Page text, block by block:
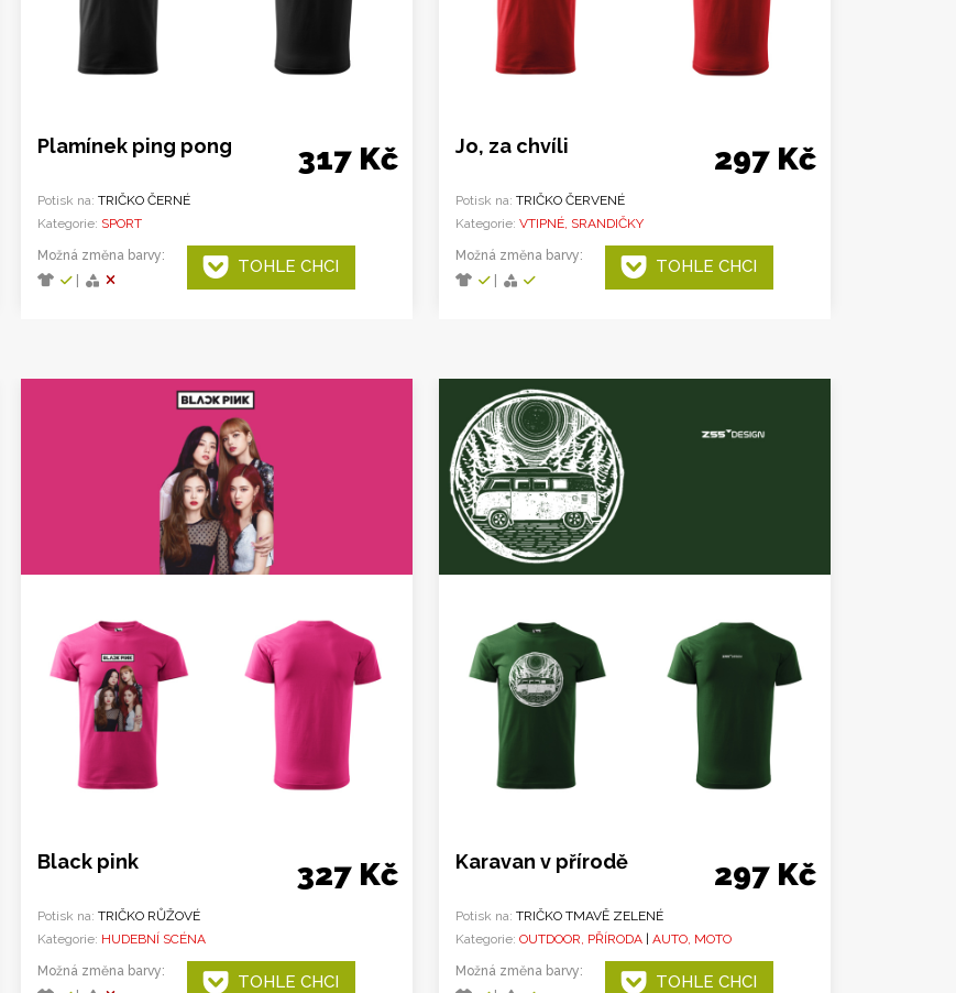
Plamínek ping pong 317 Kč
Potisk na: TRIČKO ČERNÉ
Kategorie: SPORT
Možná změna barvy:
TOHLE CHCI
Jo, za chvíli 297 Kč
Potisk na: TRIČKO ČERVENÉ
Kategorie: VTIPNÉ, SRANDIČKY
Možná změna barvy:
TOHLE CHCI
Black pink 327 Kč
Potisk na: TRIČKO RŮŽOVÉ
Kategorie: HUDEBNÍ SCÉNA
Možná změna barvy:
TOHLE CHCI
Karavan v přírodě 297 Kč
Potisk na: TRIČKO TMAVĚ ZELENÉ
Kategorie: OUTDOOR, PŘÍRODA AUTO, MOTO
Možná změna barvy:
TOHLE CHCI